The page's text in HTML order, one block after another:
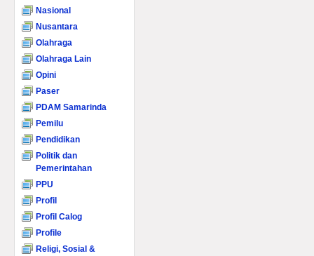
Nasional
Nusantara
Olahraga
Olahraga Lain
Opini
Paser
PDAM Samarinda
Pemilu
Pendidikan
Politik dan
Pemerintahan
PPU
Profil
Profil Calog
Profile
Religi, Sosial &